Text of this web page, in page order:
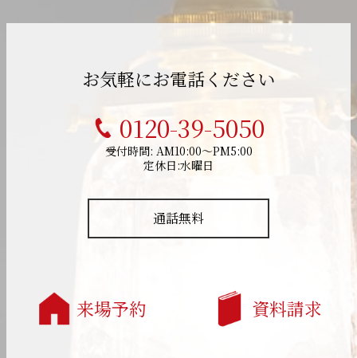
お気軽にお電話ください
0120-39-5050
受付時間: AM10:00～PM5:00
定休日:水曜日
通話無料
来場予約 資料請求